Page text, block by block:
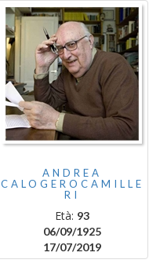
ANDREA
CALOGEROCAMILLE
RI
Età: 93
06/09/1925
17/07/2019